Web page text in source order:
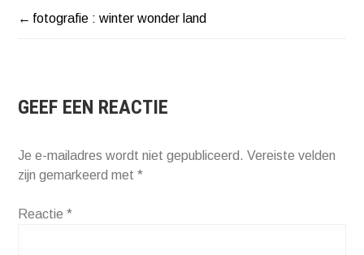
BERICHT
fotografie : winter wonder land
GEEF EEN REACTIE
Je e-mailadres wordt niet gepubliceerd. Vereiste velden
zijn gemarkeerd met*
Reactie*